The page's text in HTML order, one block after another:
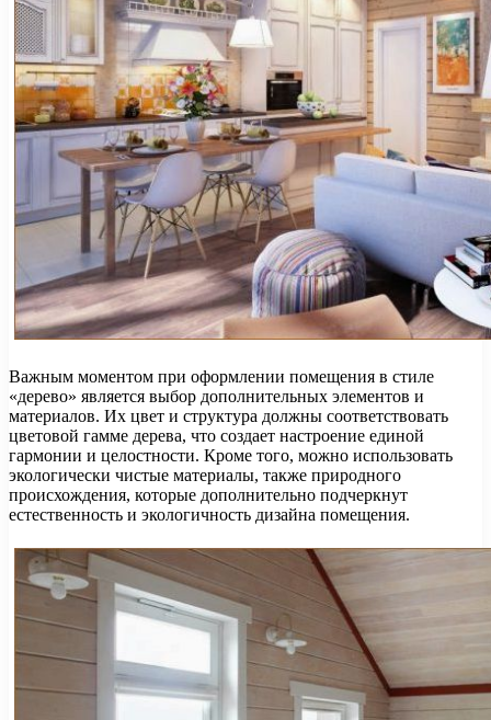
Важным моментом при оформлении помещения в стиле
«дерево» является выбор дополнительных элементов и
материалов. Их цвет и структура должны соответствовать
цветовой гамме дерева, что создает настроение единой
гармонии и целостности. Кроме того, можно использовать
экологически чистые материалы, также природного
происхождения, которые дополнительно подчеркнут
естественность и экологичность дизайна помещения.